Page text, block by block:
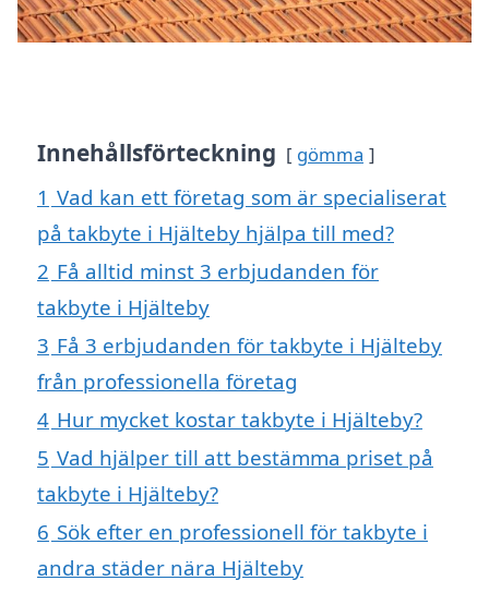
Innehållsförteckning gömma
1 Vad kan ett företag som är specialiserat
på takbyte i Hjälteby hjälpa till med?
2 Få alltid minst 3 erbjudanden för
takbyte i Hjälteby
3 Få 3 erbjudanden för takbyte i Hjälteby
från professionella företag
4 Hur mycket kostar takbyte i Hjälteby?
5 Vad hjälper till att bestämma priset på
takbyte i Hjälteby?
6 Sök efter en professionell för takbyte i
andra städer nära Hjälteby